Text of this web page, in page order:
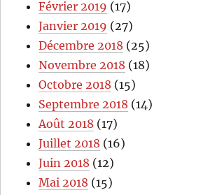
Février 2019 (17)
Janvier 2019 (27)
Décembre 2018 (25)
Novembre 2018 (18)
Octobre 2018 (15)
Septembre 2018 (14)
Août 2018 (17)
Juillet 2018 (16)
Juin 2018 (12)
Mai 2018 (15)